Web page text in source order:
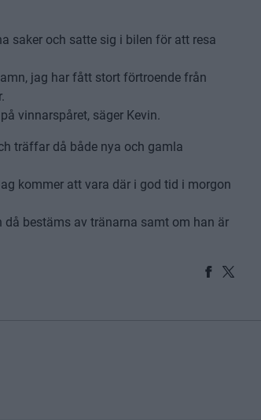
saker och satte sig i bilen för att resa
jag har fått stort förtroende från
vinnarspåret, säger Kevin.
träffar då både nya och gamla
kommer att vara där i god tid i morgon
bestäms av tränarna samt om han är